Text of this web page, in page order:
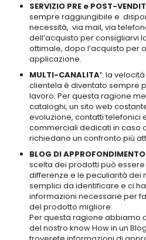
SERVIZIO PRE e POST-
sempre raggiungibile e
necessità, via mail, via
dell’acquisto per consigliarvi
ottimale, dopo l’acquisto per
applicazione.
MULTI-CANALITA’: la
clientela è diventato sempre
lavoro. Per questa ragione
cataloghi, un sito web
evoluzione, contatti telefonici
commerciali dedicati in caso
richiedano un confronto più
BLOG DI APPROFONDIMENTO
scelta dei prodotti può
differenze e le peculiarità dei
semplici da identificare e ci
informazioni necessarie per
del prodotto migliore.
Per questa ragione abbiamo
del nostro know Howin un